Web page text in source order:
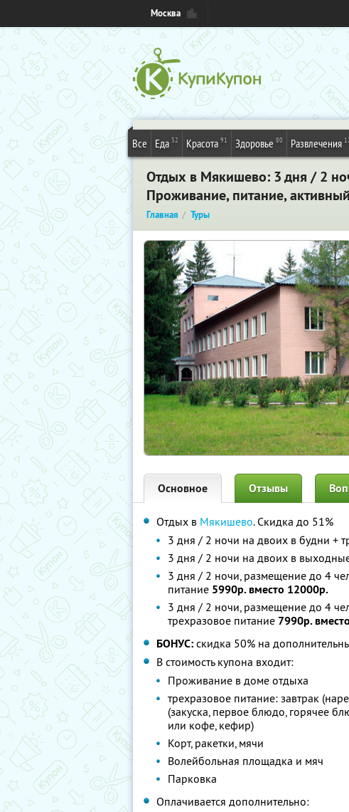
Москва
Все Еда 32 Красота 91 Здоровье 80 Развлечения
Отдых в Мякишево: 3 дня / 2
Проживание, питание,
Главная Туры
Основное Отзывы
Отдых в Мякишево. Скидка до 51%
3 дня / 2 ночи на двоих в будни +
3 дня / 2 ночи на двоих в
3 дня / 2 ночи, размещение до 4
питание 5990р. вместо 12000р.
3 дня / 2 ночи, размещение до 4
трехразовое питание 7990р.
БОНУС: скидка 50% на
В стоимость купона входит:
Проживание в доме отдыха
трехразовое питание: завтрак
(закуска, первое блюдо, горячее
или кофе, кефир)
Корт, ракетки, мячи
Волейбольная площадка и мяч
Парковка
Оплачивается дополнительно: